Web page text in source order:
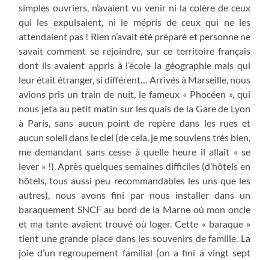
simples ouvriers, n’avaient vu venir ni la colère de ceux
qui les expulsaient, ni le mépris de ceux qui ne les
attendaient pas ! Rien n’avait été préparé et personne ne
savait comment se rejoindre, sur ce territoire français
dont ils avaient appris à l’école la géographie mais qui
leur était étranger, si différent… Arrivés à Marseille, nous
avions pris un train de nuit, le fameux « Phocéen », qui
nous jeta au petit matin sur les quais de la Gare de Lyon
à Paris, sans aucun point de repère dans les rues et
aucun soleil dans le ciel (de cela, je me souviens très bien,
me demandant sans cesse à quelle heure il allait « se
lever » !). Après quelques semaines difficiles (d’hôtels en
hôtels, tous aussi peu recommandables les uns que les
autres), nous avons fini par nous installer dans un
baraquement SNCF au bord de la Marne où mon oncle
et ma tante avaient trouvé où loger. Cette « baraque »
tient une grande place dans les souvenirs de famille. La
joie d’un regroupement familial (on a fini à vingt sept